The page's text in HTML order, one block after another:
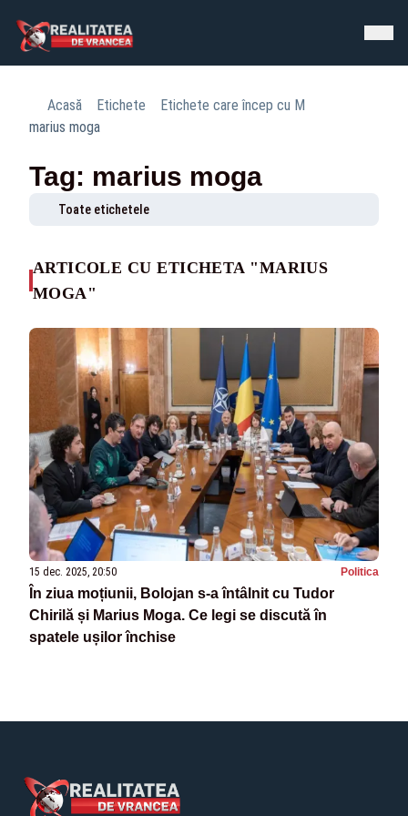
Acasă Etichete
Etichete care încep cu M
marius moga
Tag: marius moga
Toate etichetele
ARTICOLE CU ETICHETA "MARIUS
MOGA"
15 dec. 2025, 20:50 Politica
În ziua moțiunii, Bolojan s-a întâlnit cu Tudor
Chirilă și Marius Moga. Ce legi se discută în
spatele ușilor închise